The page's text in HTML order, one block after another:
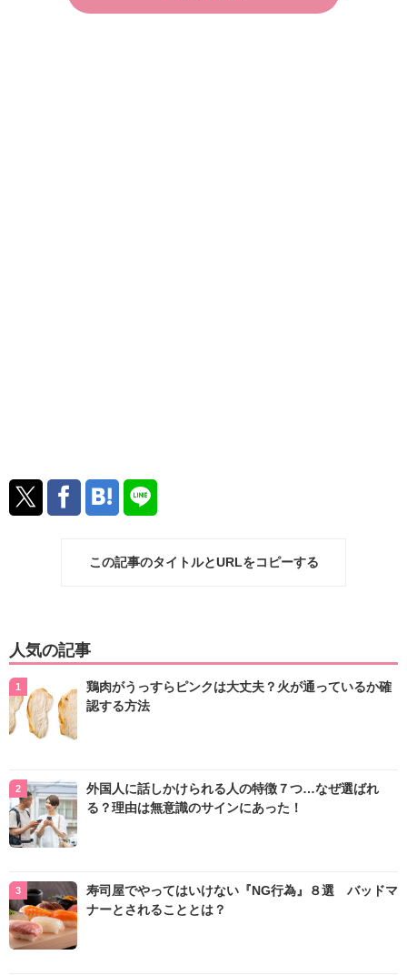
この記事のタイトルとURLをコピーする
人気の記事
鶏肉がうっすらピンクは大丈夫？火が通っているか確
認する方法
外国人に話しかけられる人の特徴７つ…なぜ選ばれ
る？理由は無意識のサインにあった！
寿司屋でやってはいけない『NG行為』８選 バッドマ
ナーとされることとは？